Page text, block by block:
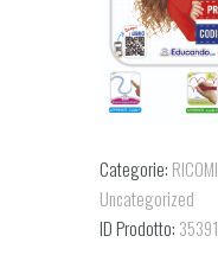
Categorie:
Uncategorized
ID Prodotto: 35391